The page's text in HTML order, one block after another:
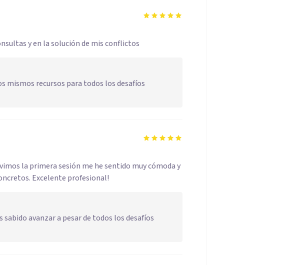
y en la solución de mis conflictos
mismos recursos para todos los desafíos
la primera sesión me he sentido muy cómoda y
Excelente profesional!
sabido avanzar a pesar de todos los desafíos